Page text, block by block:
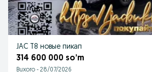
JAC T8 новые пикап
314 600 000 so’m
Buxoro - 28/07/2026